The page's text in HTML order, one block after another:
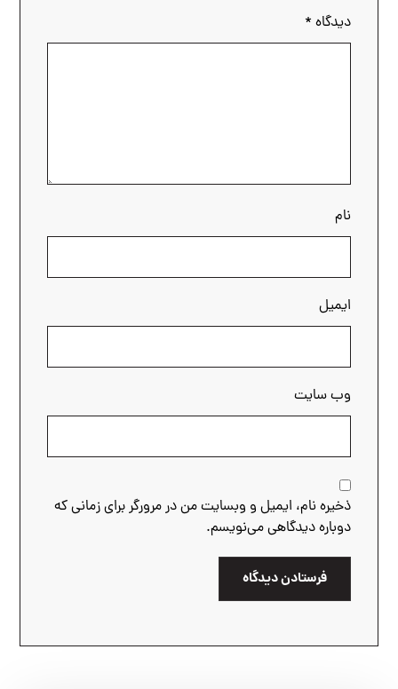
دیدگاه *
نام
ایمیل
وب‌ سایت
ذخیره نام، ایمیل و وبسایت من در مرورگر برای زمانی که
دوباره دیدگاهی می‌نویسم.
فرستادن دیدگاه